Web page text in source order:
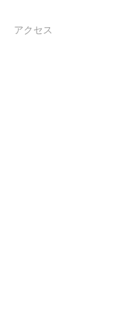
アクセス